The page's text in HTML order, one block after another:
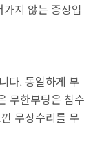
지 않는 증상입
다. 동일하게 부
무한부팅은 침수
무상수리를 무